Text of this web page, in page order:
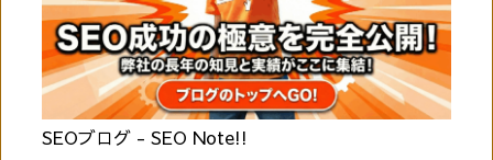
SEOブログ - SEO Note!!